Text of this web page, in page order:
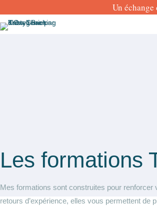
Un
Les formations
Mes formations sont construites pour renforcer
retours d’expérience, elles vous permettent de